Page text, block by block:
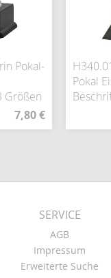
Pokal-
Größen
7,80 €
Pokal
SERVICE
AGB
Impressum
Erweiterte Suche